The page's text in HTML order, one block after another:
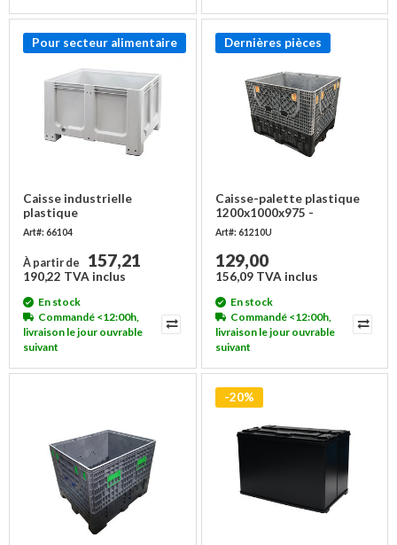
Pour secteur alimentaire
Caisse industrielle
plastique
1200x1000x760mm - 4
Art#: 66104
À partir de 157,21
190,22 TVA inclus
En stock
Commandé <12:00h,
livraison le jour ouvrable
suivant
Dernières pièces
Caisse-palette plastique
1200x1000x975 -
d'occasion
Art#: 61210U
129,00
156,09 TVA inclus
En stock
Commandé <12:00h,
livraison le jour ouvrable
suivant
-20%